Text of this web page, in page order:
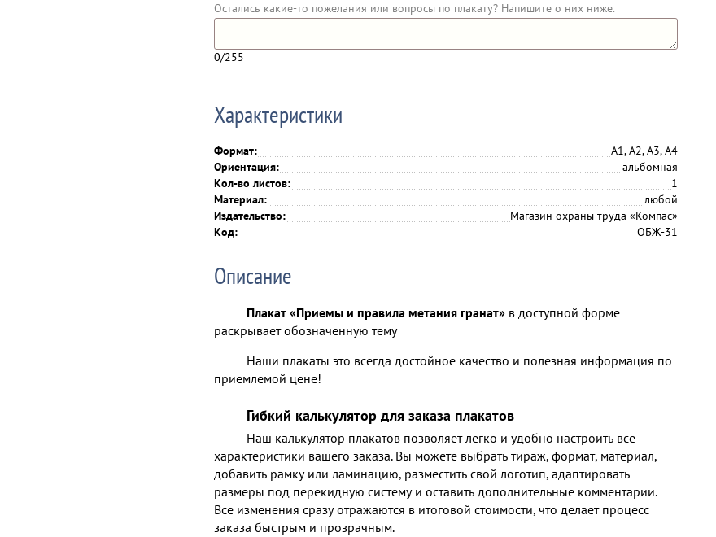
Остались какие-то пожелания или вопросы по плакату? Напишите о них ниже.
0/255
Характеристики
Формат:
А1, А2, А3, А4
Ориентация:
альбомная
Кол-во листов:
1
Материал:
любой
Издательство:
Магазин охраны труда «Компас»
Код:
ОБЖ-31
Описание
Плакат «Приемы и правила метания гранат» в доступной форме
раскрывает обозначенную тему
Наши плакаты это всегда достойное качество и полезная информация по
приемлемой цене!
Гибкий калькулятор для заказа плакатов
Наш калькулятор плакатов позволяет легко и удобно настроить все
характеристики вашего заказа. Вы можете выбрать тираж, формат, материал,
добавить рамку или ламинацию, разместить свой логотип, адаптировать
размеры под перекидную систему и оставить дополнительные комментарии.
Все изменения сразу отражаются в итоговой стоимости, что делает процесс
заказа быстрым и прозрачным.